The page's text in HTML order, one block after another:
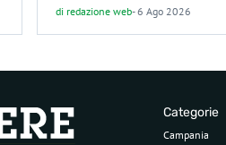
di redazione web-6 Ago 2026
Categorie
Campania